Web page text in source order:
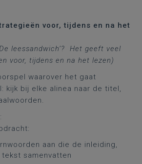
voor, tijdens en na het
leessandwich’? Het geeft veel
voor, tijdens en na het lezen)
waarover het gaat
kijk bij elke alinea naar de titel,
aan die de inleiding,
samenvatten